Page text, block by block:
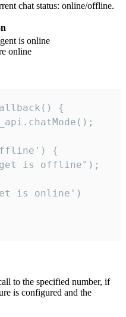
chat status: online/offline.
is online
online
{
{
is offline");
is online')
to the specified number, if
is configured and the